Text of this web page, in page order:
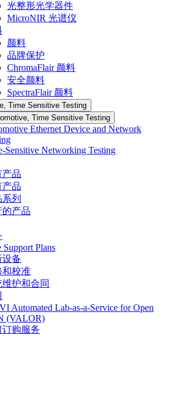
光整形光学器件
MicroNIR 光谱仪
颜料
品牌保护
ChromaFlair 颜料
安全颜料
SpectraFlair 颜料
Time Sensitive Testing
Time Sensitive Testing
Ethernet Device and Network
Sensitive Networking Testing
产品
产品
列
的产品
Support Plans
设备
和校准
维护和合同
Automated Lab-as-a-Service for Open
(VALOR)
订购服务